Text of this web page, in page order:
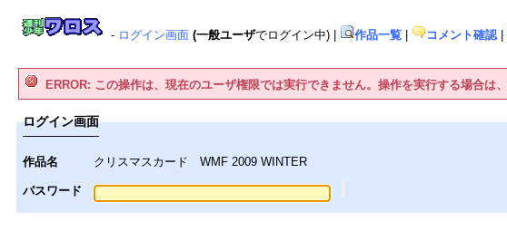
- ログイン画面 (一般ユーザでログイン中) 作品一覧 コメント確認|
ERROR: この操作は、現在のユーザ権限では実行できません。操作を実行する場合は
ログイン画面
作品名 クリスマスカード WMF 2009 WINTER
パスワード